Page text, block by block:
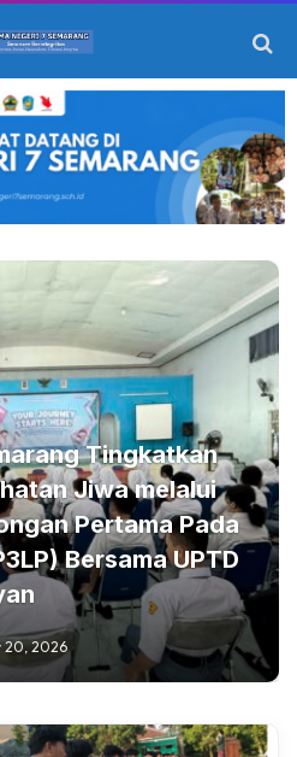
Tingkatkan
Jiwa melalui
Pertama Pada
Bersama UPTD
20, 2026